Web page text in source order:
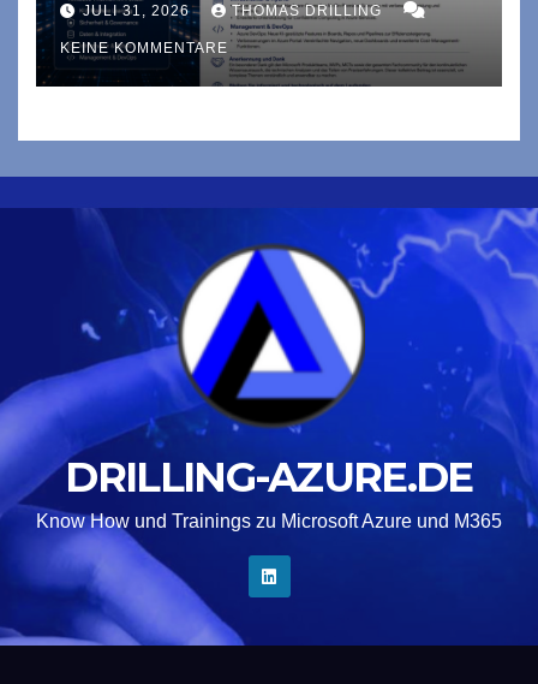
JULI 31, 2026 THOMAS DRILLING
KEINE KOMMENTARE
DRILLING-AZURE.DE
Know How und Trainings zu Microsoft Azure und M365